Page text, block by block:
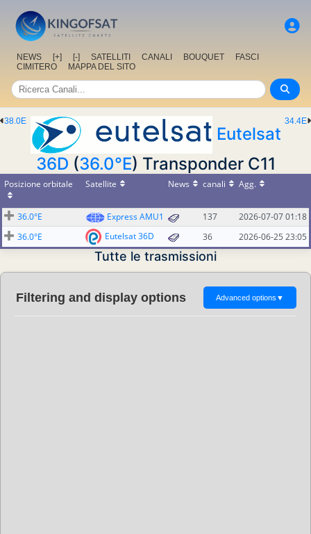
NEWS [+] [-] SATELLITI CANALI BOUQUET
FASCI
CIMITERO
MAPPA DEL SITO
34.4E
38.0E
Eutelsat
36D (36.0°E) Transponder C11
Posizione orbitale Satellite News canali Agg.
36.0°E Express AMU1 137
2026-07-07 01:18
36.0°E
Eutelsat 36D 36 2026-06-25 23:05
Tutte le trasmissioni
Filtering and display options Advanced options ▼